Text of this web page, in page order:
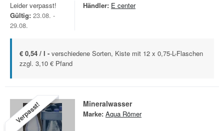
Leider verpasst!
Gültig: 23.08. -
29.08.
Händler: E center
€ 0,54 / l - verschiedene Sorten, Kiste mit 12 x 0,75-L-Flaschen
zzgl. 3,10 € Pfand
Verpasst! Mineralwasser
Marke: Aqua Römer